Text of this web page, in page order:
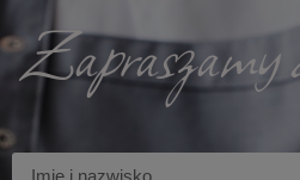
Zapraszamy
Imię